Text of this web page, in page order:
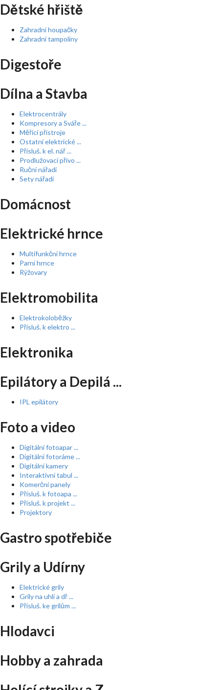
Dětské hřiště
Zahradní houpačky
Zahradní tampolíny
Digestoře
Dílna a Stavba
Elektrocentrály
Kompresory a Sváře ...
Měřící přístroje
Ostatní elektrické ...
Přísluš. k el. nář ...
Prodlužovací přívo ...
Ruční nářadí
Sety nářadí
Domácnost
Elektrické hrnce
Multifunkční hrnce
Parní hrnce
Rýžovary
Elektromobilita
Elektrokoloběžky
Přísluš. k elektro ...
Elektronika
Epilátory a Depilá ...
IPL epilátory
Foto a video
Digitální fotoapar ...
Digitální fotoráme ...
Digitální kamery
Interaktivní tabul ...
Komerční panely
Přísluš. k fotoapa ...
Přísluš. k projekt ...
Projektory
Gastro spotřebiče
Grily a Udírny
Elektrické grily
Grily na uhlí a dř ...
Přísluš. ke grilům ...
Hlodavci
Hobby a zahrada